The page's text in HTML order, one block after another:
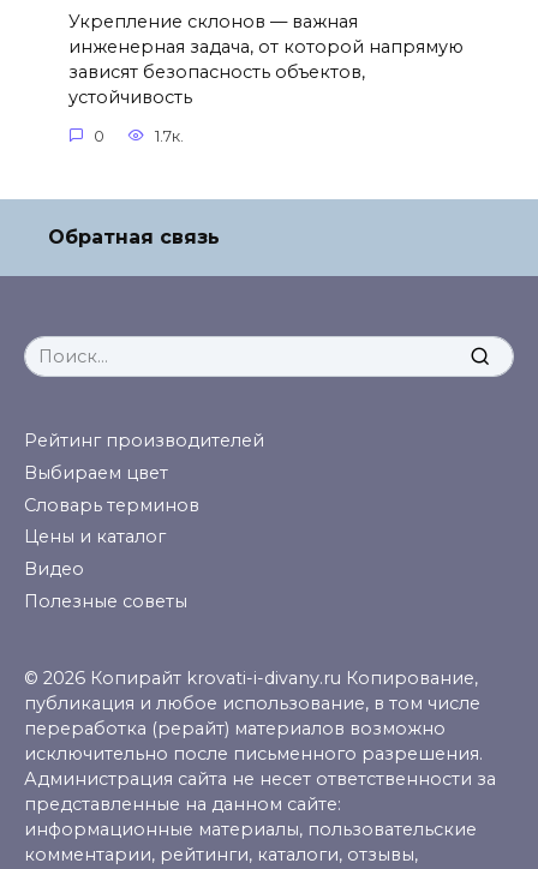
Укрепление склонов — важная
инженерная задача, от которой напрямую
зависят безопасность объектов,
устойчивость
0 1.7к.
Обратная связь
Search
for:
Рейтинг производителей
Выбираем цвет
Словарь терминов
Цены и каталог
Видео
Полезные советы
© 2026 Копирайт krovati-i-divany.ru Копирование,
публикация и любое использование, в том числе
переработка (рерайт) материалов возможно
исключительно после письменного разрешения.
Администрация сайта не несет ответственности за
представленные на данном сайте:
информационные материалы, пользовательские
комментарии, рейтинги, каталоги, отзывы,